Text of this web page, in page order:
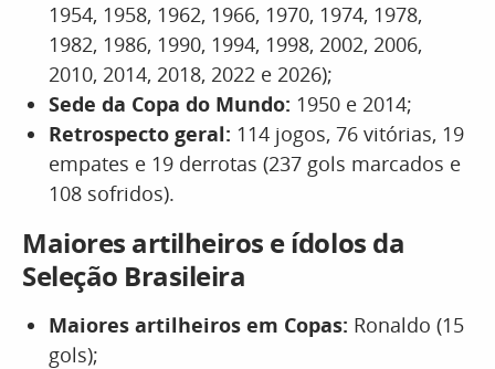
1954, 1958, 1962, 1966, 1970, 1974, 1978,
1982, 1986, 1990, 1994, 1998, 2002, 2006,
2010, 2014, 2018, 2022 e 2026);
Sede da Copa do Mundo: 1950 e 2014;
Retrospecto geral: 114 jogos, 76 vitórias, 19
empates e 19 derrotas (237 gols marcados e
108 sofridos).
Maiores artilheiros e ídolos da
Seleção Brasileira
Maiores artilheiros em Copas: Ronaldo (15
gols);